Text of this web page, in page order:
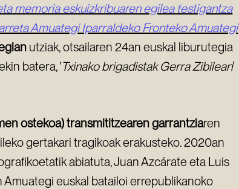
memoria eskuizkribuaren egilea testigantza
Amuategi Iparraldeko Fronteko Amuategi
utziak, otsailaren 24an euskal liburutegia
batera, 'Txinako brigadistak Gerra Zibilean'
ostekoa) transmititzearen garrantziaren
gertakari tragikoak erakusteko. 2020an
abiatuta, Juan Azcárate eta Luis
euskal batailoi errepublikanoko